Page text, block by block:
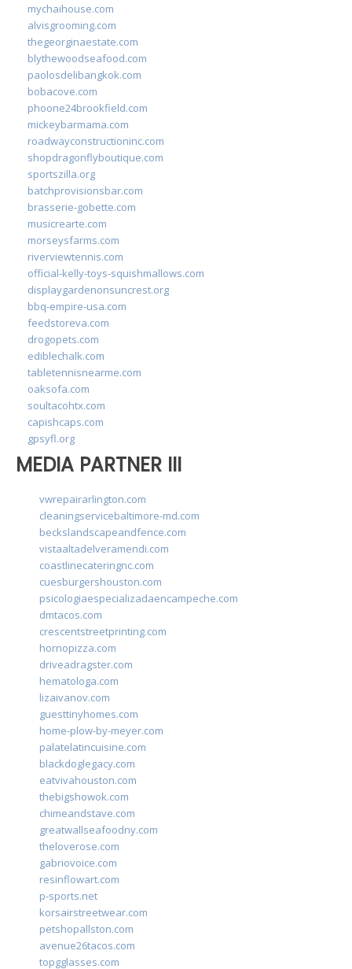
mychaihouse.com
alvisgrooming.com
thegeorginaestate.com
blythewoodseafood.com
paolosdelibangkok.com
bobacove.com
phoone24brookfield.com
mickeybarmama.com
roadwayconstructioninc.com
shopdragonflyboutique.com
sportszilla.org
batchprovisionsbar.com
brasserie-gobette.com
musicrearte.com
morseysfarms.com
riverviewtennis.com
official-kelly-toys-squishmallows.com
displaygardenonsuncrest.org
bbq-empire-usa.com
feedstoreva.com
drogopets.com
ediblechalk.com
tabletennisnearme.com
oaksofa.com
soultacohtx.com
capishcaps.com
gpsyfl.org
MEDIA PARTNER III
vwrepairarlington.com
cleaningservicebaltimore-md.com
beckslandscapeandfence.com
vistaaltadelveramendi.com
coastlinecateringnc.com
cuesburgershouston.com
psicologiaespecializadaencampeche.com
dmtacos.com
crescentstreetprinting.com
hornopizza.com
driveadragster.com
hematologa.com
lizaivanov.com
guesttinyhomes.com
home-plow-by-meyer.com
palatelatincuisine.com
blackdoglegacy.com
eatvivahouston.com
thebigshowok.com
chimeandstave.com
greatwallseafoodny.com
theloverose.com
gabriovoice.com
resinflowart.com
p-sports.net
korsairstreetwear.com
petshopallston.com
avenue26tacos.com
topgglasses.com